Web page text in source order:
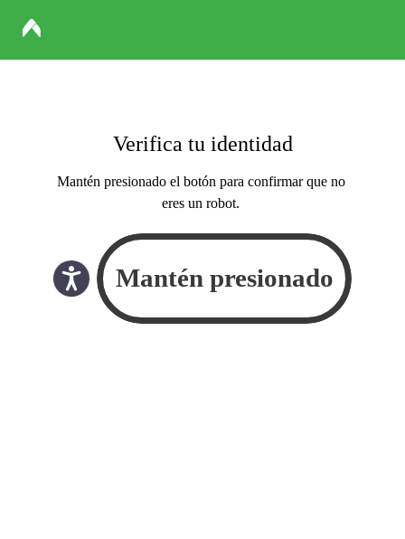
Verifica tu identidad
Mantén presionado el botón para confirmar que no
eres un robot.